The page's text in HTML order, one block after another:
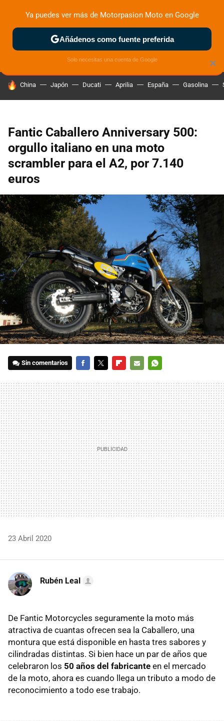
ZONA DE PRUEBAS DEPORTIVAS MOTOS ELÉCTRICAS
HOY SE HABLA DE
China Japón Ducati Aprilia España Gasolina
Fantic Caballero Anniversary 500:
orgullo italiano en una moto
scrambler para el A2, por 7.140
euros
Sin comentarios
MAIL
23 Abril 2020
Rubén Leal
De Fantic Motorcycles seguramente la moto más
atractiva de cuantas ofrecen sea la Caballero, una
montura que está disponible en hasta tres sabores y
cilindradas distintas. Si bien hace un par de años que
celebraron los 50 años del fabricante en el mercado
de la moto, ahora es cuando llega un tributo a modo de
reconocimiento a todo ese trabajo.
×
Ya puedes ver más de Motorpasion Moto en Google
Añádenos como fuente preferida
Solo necesitas una cuenta de Google